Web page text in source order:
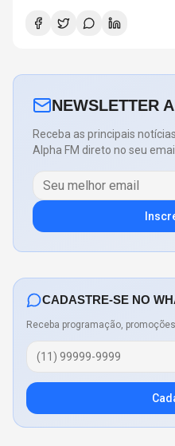
NEWSLETTER
Receba as principais
Alpha FM direto no seu email.
CADASTRE-SE NO
Receba programação,